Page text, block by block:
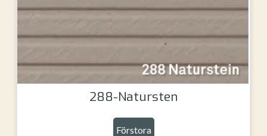
288-Natursten
Förstora